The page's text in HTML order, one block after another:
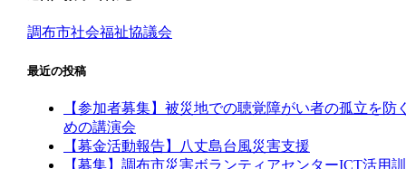
調布市社会福祉協議会
最近の投稿
【参加者募集】被災地での聴覚障がい者の孤立を防
めの講演会
【募金活動報告】八丈島台風災害支援
【募集】調布市災害ボランティアセンターICT活用